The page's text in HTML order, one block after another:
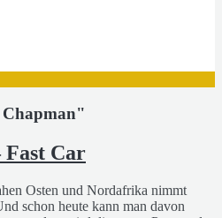
Fast Car
Osten und Nordafrika nimmt
schon heute kann man davon